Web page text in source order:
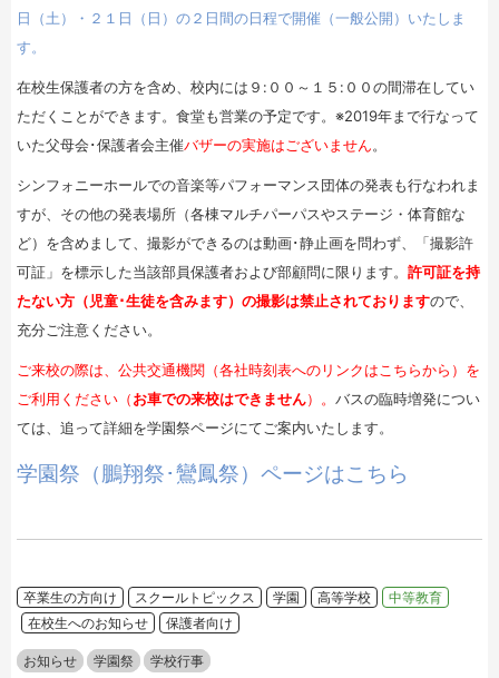
日（土）・２１日（日）の２日間の日程で開催（一般公開）いたしま
す。
在校生保護者の方を含め、校内には９:００～１５:００の間滞在してい
ただくことができます。食堂も営業の予定です。※2019年まで行なって
いた父母会･保護者会主催バザーの実施はございません。
シンフォニーホールでの音楽等パフォーマンス団体の発表も行なわれま
すが、その他の発表場所（各棟マルチパーパスやステージ・体育館な
ど）を含めまして、撮影ができるのは動画･静止画を問わず、「撮影許
可証」を標示した当該部員保護者および部顧問に限ります。 許可証を持
たない方（児童･生徒を含みます）の撮影は禁止されておりますので、
充分ご注意ください。
ご来校の際は、 公共交通機関（各社時刻表へのリンクはこちらから）を
ご利用ください （お車での来校はできません）。 バスの臨時増発につい
ては、追って詳細を学園祭ページにてご案内いたします。
学園祭（鵬翔祭･鸞鳳祭）ページはこちら
卒業生の方向け スクールトピックス 学園 高等学校
中等教育
在校生へのお知らせ
保護者向け
お知らせ 学園祭 学校行事